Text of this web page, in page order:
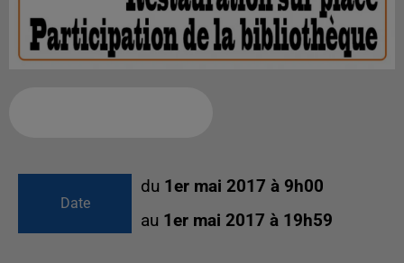
Date
du 1er mai 2017 à 9h00
au 1er mai 2017 à 19h59